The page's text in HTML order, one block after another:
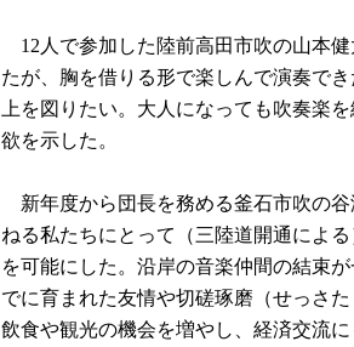
12人で参加した陸前高田市吹の山本
たが、胸を借りる形で楽しんで演奏で
上を図りたい。大人になっても吹奏楽
欲を示した。
新年度から団長を務める釜石市吹の
ねる私たちにとって（三陸道開通によ
を可能にした。沿岸の音楽仲間の結束
でに育まれた友情や切磋琢磨（せっさ
飲食や観光の機会を増やし、経済交流に